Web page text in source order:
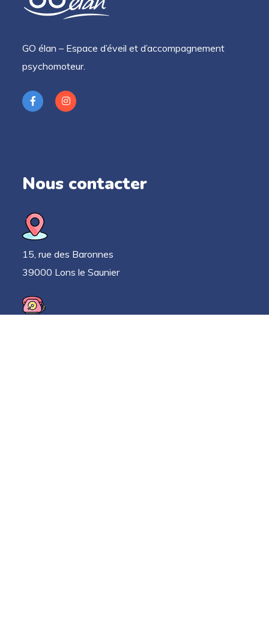
GO élan – Espace d’éveil et d’accompagnement
psychomoteur.
Nous contacter
15, rue des Baronnes
39000 Lons le Saunier